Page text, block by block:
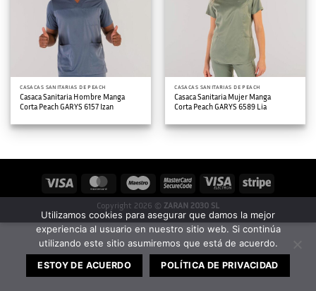
CASACAS SANITARIAS DE PEACH
Casaca Sanitaria Hombre Manga
Corta Peach GARYS 6157 Izan
CASACAS SANITARIAS DE PEACH
Casaca Sanitaria Mujer Manga
Corta Peach GARYS 6589 Lia
MasterCard Maestro
MasterCardVisa
Stripe
Copyright 2026 © ZARAN 2030 SL
Utilizamos cookies para asegurar que damos la mejor
experiencia al usuario en nuestro sitio web. Si continúa
utilizando este sitio asumiremos que está de acuerdo.
ESTOY DE ACUERDO POLÍTICA DE PRIVACIDAD